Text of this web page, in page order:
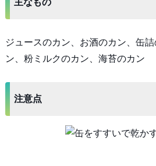
主なもの
ジュースのカン、お酒のカン、缶
ン、粉ミルクのカン、海苔のカン
注意点